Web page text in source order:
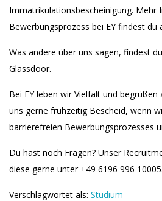
Immatrikulationsbescheinigung. Mehr
Bewerbungsprozess bei EY findest du
Was andere über uns sagen, findest
Glassdoor.
Bei EY leben wir Vielfalt und begrüßen
uns gerne frühzeitig Bescheid, wenn
barrierefreien Bewerbungsprozesses
Du hast noch Fragen? Unser
diese gerne unter +49 6196 996 10005.
Verschlagwortet als: Studium